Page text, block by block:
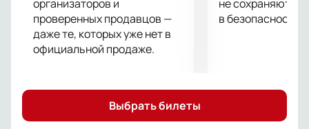
организаторов и
проверенных продавцов —
даже те, которых уже нет в
официальной продаже.
не сохраняются
в безопасности.
Выбрать билеты